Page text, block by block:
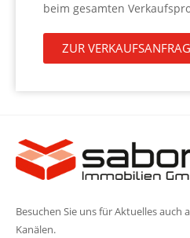
beim gesamten
ZUR
Besuchen Sie uns für Aktuelles auch
Kanälen.